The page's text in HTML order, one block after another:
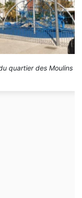
quartier des Moulins